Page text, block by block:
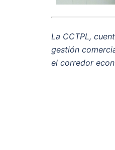
La CCTPL,
gestión
el corredor